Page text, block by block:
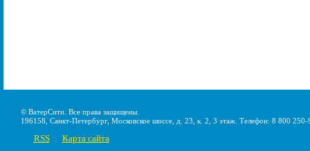
© ВатерСити. Все права защищены.
196158, Санкт-Петербург, Московское шоссе, д. 23, к. 2, 3 этаж. Телефон: 8 800
RSS Карта сайта